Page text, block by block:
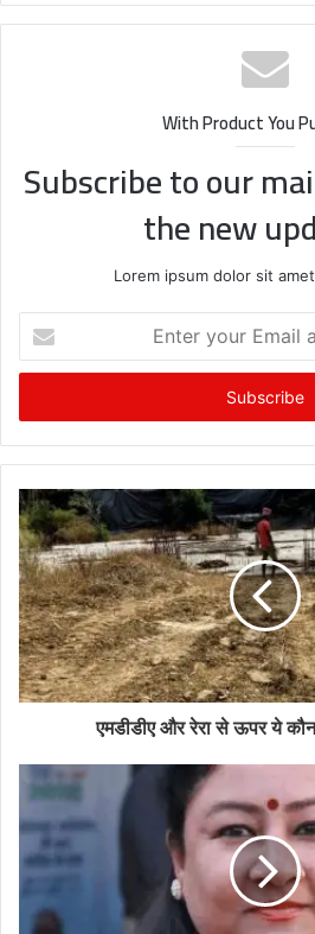
With Product You
Subscribe to our
the new
Lorem ipsum dolor sit
your
Email
एमडीडीए और रेरा से ऊपर ये